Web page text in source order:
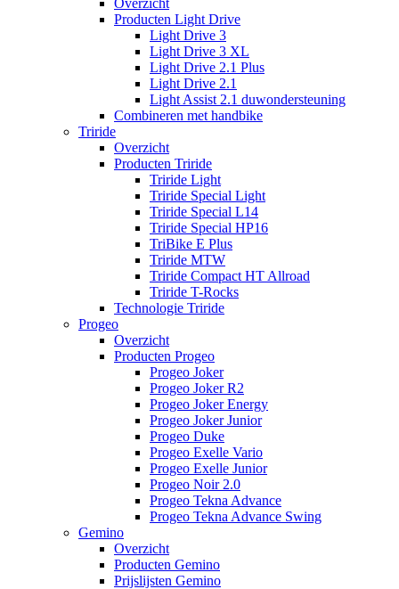
Overzicht
Producten Light Drive
Light Drive 3
Light Drive 3 XL
Light Drive 2.1 Plus
Light Drive 2.1
Light Assist 2.1 duwondersteuning
Combineren met handbike
Triride
Overzicht
Producten Triride
Triride Light
Triride Special Light
Triride Special L14
Triride Special HP16
TriBike E Plus
Triride MTW
Triride Compact HT Allroad
Triride T-Rocks
Technologie Triride
Progeo
Overzicht
Producten Progeo
Progeo Joker
Progeo Joker R2
Progeo Joker Energy
Progeo Joker Junior
Progeo Duke
Progeo Exelle Vario
Progeo Exelle Junior
Progeo Noir 2.0
Progeo Tekna Advance
Progeo Tekna Advance Swing
Gemino
Overzicht
Producten Gemino
Prijslijsten Gemino